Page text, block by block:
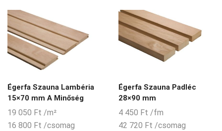
Égerfa Szauna Lambéria
15×70 mm A Minőség
19 050 Ft /m²
16 800 Ft /csomag
Égerfa Szauna Padléc
28×90 mm
4 450 Ft /fm
42 720 Ft /csomag